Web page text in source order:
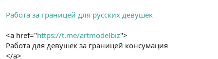
Работа за границей для русских девушек
<a href="https://t.me/artmodelbiz">
Работа для девушек за границей консумация
</a>